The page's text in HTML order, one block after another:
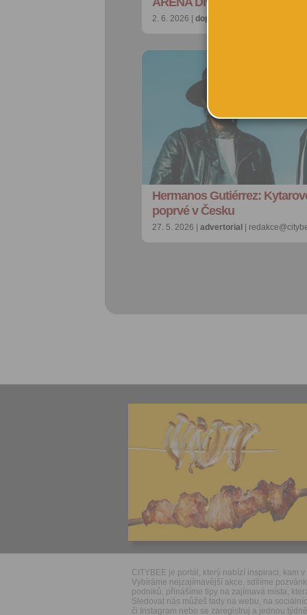
2. 6. 2026 | doporučujeme
Hermanos Gutiérrez:
poprvé v Česku
27. 5. 2026 | advertorial |
CITYBEE je portál, který nabízí inspiraci, kam v
Vybíráme nejzajímavější akce, sdílíme
podniků, přinášíme tipy na zajímavá místa,
Sledovat nás můžeš tady na webu, na
či Instagram nebo se zaregistruj a jednou